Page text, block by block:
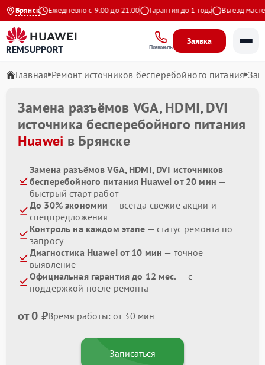
Брянск
Яндекс Ежедневно с 9:00 до 21:00 Гарантия до 1 года Выезд
REMSUPPORT Позвонить
Заявка
Главная Ремонт источников бесперебойного питания
Замена разъёмов VGA, HDMI, DVI
источника бесперебойного питания
Huawei в Брянске
Замена разъёмов VGA, HDMI, DVI источников
бесперебойного питания Huawei от 20 мин —
быстрый старт работ
До 30% экономии — всегда свежие акции и
спецпредложения
Контроль на каждом этапе — статус ремонта по
запросу
Диагностика Huawei от 10 мин — точное
выявление
Официальная гарантия до 12 мес. — с
поддержкой после ремонта
от 0 ₽Время работы: от 30 мин
Записаться